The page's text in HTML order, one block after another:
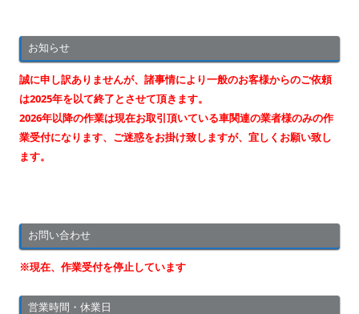
ゲ
ー
シ
ョ
ン
お知らせ
誠に申し訳ありませんが、諸事情により一般のお客様からのご依頼
は2025年を以て終了とさせて頂きます。
2026年以降の作業は現在お取引頂いている車関連の業者様のみの作
業受付になります、ご迷惑をお掛け致しますが、宜しくお願い致し
ます。
お問い合わせ
※現在、作業受付を停止しています
営業時間・休業日